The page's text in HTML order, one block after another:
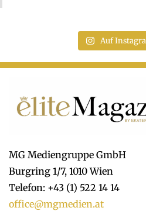
Auf
MG Mediengruppe GmbH
Burgring 1/7, 1010 Wien
Telefon: +43 (1) 522 14 14
office@mgmedien.at